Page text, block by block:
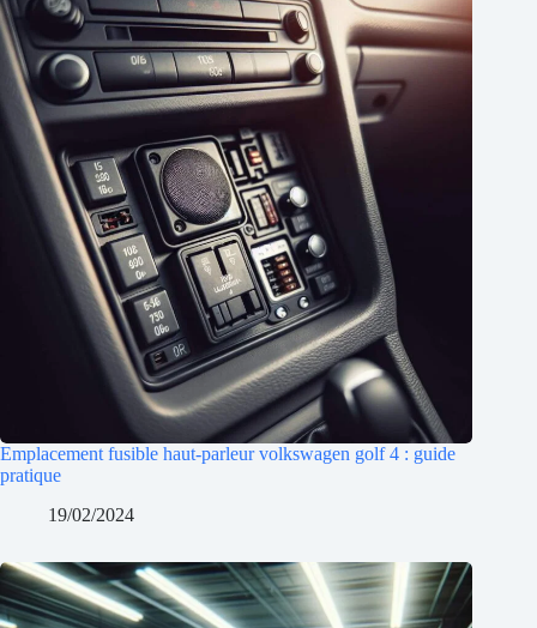
Emplacement fusible haut-parleur volkswagen golf 4 : guide
pratique
19/02/2024